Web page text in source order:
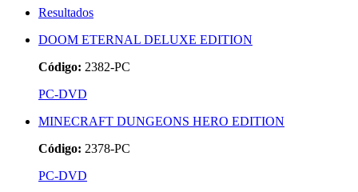
Resultados
DOOM ETERNAL DELUXE EDITION
Código: 2382-PC
PC-DVD
MINECRAFT DUNGEONS HERO EDITION
Código: 2378-PC
PC-DVD